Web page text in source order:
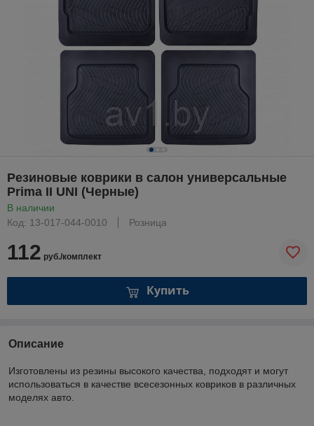
Резиновые коврики в салон универсальные
Prima II UNI (Черные)
В наличии
Код: 13-017-044-0010
Розница
112 руб./комплект
Купить
Описание
Изготовлены из резины высокого качества, подходят и могут
использоваться в качестве всесезонных ковриков в различных
моделях авто.